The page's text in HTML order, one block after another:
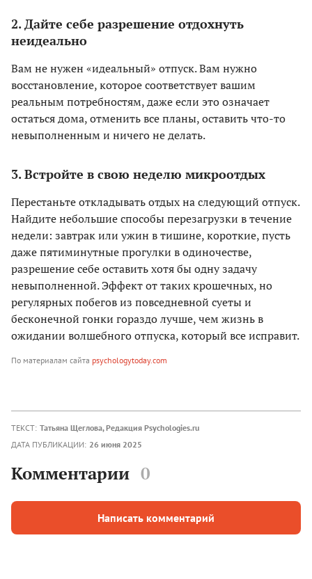
2.Дайте себе разрешение отдохнуть
неидеально
Вам не нужен «идеальный» отпуск. Вам нужно
восстановление, которое соответствует вашим
реальным потребностям, даже если это означает
остаться дома, отменить все планы, оставить что-то
невыполненным и ничего не делать.
3.Встройте в свою неделю микроотдых
Перестаньте откладывать отдых на следующий отпуск.
Найдите небольшие способы перезагрузки в течение
недели: завтрак или ужин в тишине, короткие, пусть
даже пятиминутные прогулки в одиночестве,
разрешение себе оставить хотя бы одну задачу
невыполненной. Эффект от таких крошечных, но
регулярных побегов из повседневной суеты и
бесконечной гонки гораздо лучше, чем жизнь в
ожидании волшебного отпуска, который все исправит.
По материалам сайта psychologytoday.com
ТЕКСТ: Татьяна Щеглова,Редакция Psychologies.ru
ДАТА ПУБЛИКАЦИИ: 26 июня 2025
Комментарии 0
Написать комментарий